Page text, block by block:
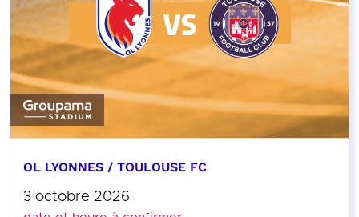
OL LYONNES / TOULOUSE FC
3 octobre 2026